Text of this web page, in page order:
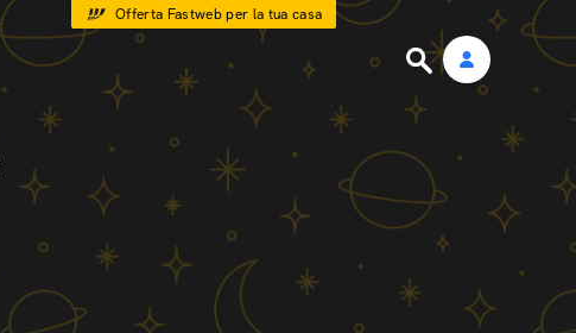
Offerta Fastweb per la tua casa